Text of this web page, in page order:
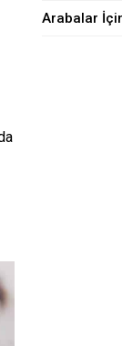
Arabalar